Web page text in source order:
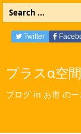
プラスα空間
ブログ in お市 のー
Twitter